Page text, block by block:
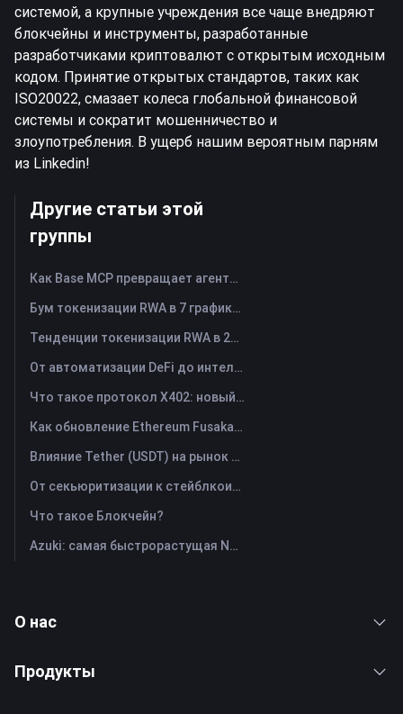
системой, а крупные учреждения все чаще внедряют
блокчейны и инструменты, разработанные
разработчиками криптовалют с открытым исходным
кодом. Принятие открытых стандартов, таких как
ISO20022, смазает колеса глобальной финансовой
системы и сократит мошенничество и
злоупотребления. В ущерб нашим вероятным парням
из Linkedin!
Другие статьи этой
группы
Как Base MCP превращает агентов ИИ в помощников по работе с веб-ресурсами Web3
Бум токенизации RWA в 7 графиках
Тенденции токенизации RWA в 2026 году и рост TradFi
От автоматизации DeFi до интеллектуальных функций AgentFi: новая эра управления активами в блокчейне
Что такое протокол X402: новый технологический стандарт, который реструктурирует систему обмена ценностями в Интернете.
Как обновление Ethereum Fusaka меняет его концепцию масштабирования
Влияние Tether (USDT) на рынок криптовалют: движущая сила бычьего рынка или серьезный риск?
От секьюритизации к стейблкоинам: как реальные активы перенаправляют мировой капитал?
Что такое Блокчейн?
Azuki: самая быстрорастущая NFT
О нас
Продукты